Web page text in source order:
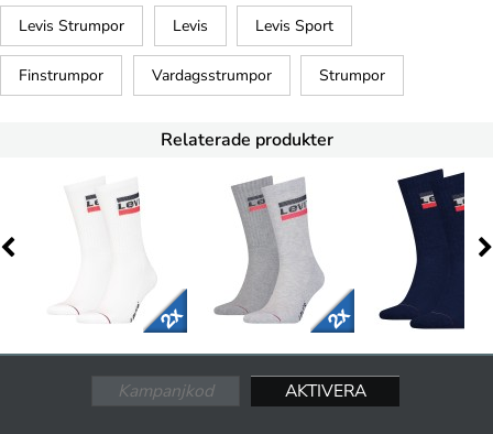
Levis Strumpor Levis Levis Sport
Finstrumpor Vardagsstrumpor Strumpor
Relaterade produkter